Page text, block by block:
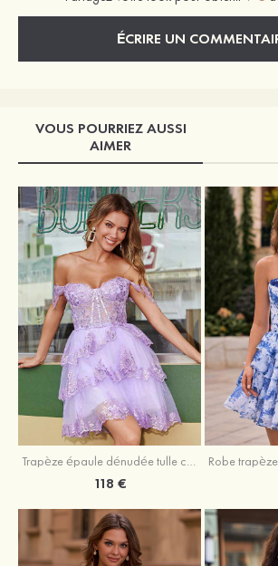
ÉCRIRE UN
VOUS POURRIEZ AUSSI
AIMER
Trapèze épaule dénudée tulle courte/mini robe de fête de la rentrée avec paillettes
118 €